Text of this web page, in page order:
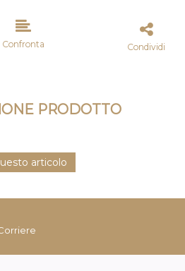
Confronta Condividi
PRODOTTO
articolo